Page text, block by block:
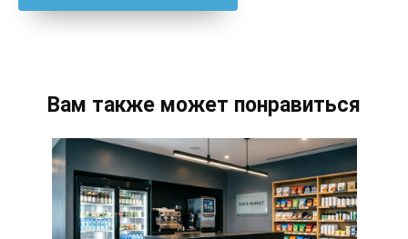
Вам также может понравиться